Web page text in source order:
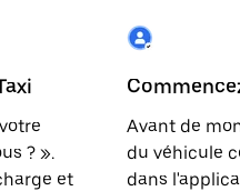
? ».
et
Avant de
du véhicule
dans